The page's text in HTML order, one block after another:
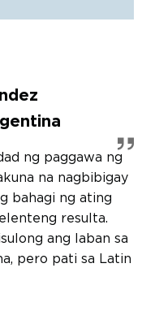
ng paggawa ng
na nagbibigay
bahagi ng ating
resulta.
ang laban sa
pero pati sa Latin